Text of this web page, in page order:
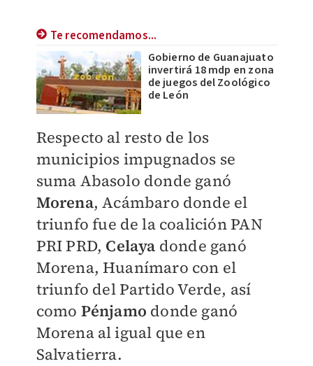
Te recomendamos...
Gobierno de Guanajuato
invertirá 18 mdp en zona
de juegos del Zoológico
de León
Respecto al resto de los
municipios impugnados se
suma Abasolo donde ganó
Morena, Acámbaro donde el
triunfo fue de la coalición PAN
PRI PRD, Celaya donde ganó
Morena, Huanímaro con el
triunfo del Partido Verde, así
como Pénjamo donde ganó
Morena al igual que en
Salvatierra.